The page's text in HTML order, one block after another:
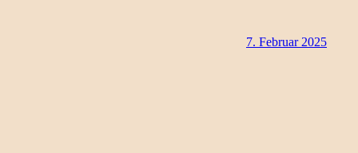
7. Februar 2025